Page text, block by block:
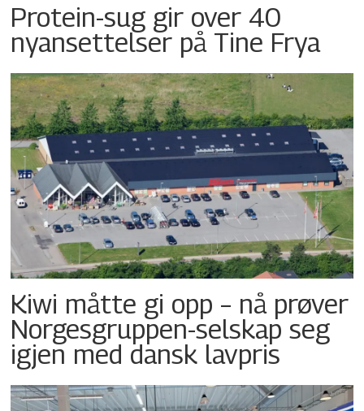
Protein-sug gir over 40
nyansettelser på Tine Frya
Kiwi måtte gi opp – nå prøver
Norgesgruppen-selskap seg
igjen med dansk lavpris